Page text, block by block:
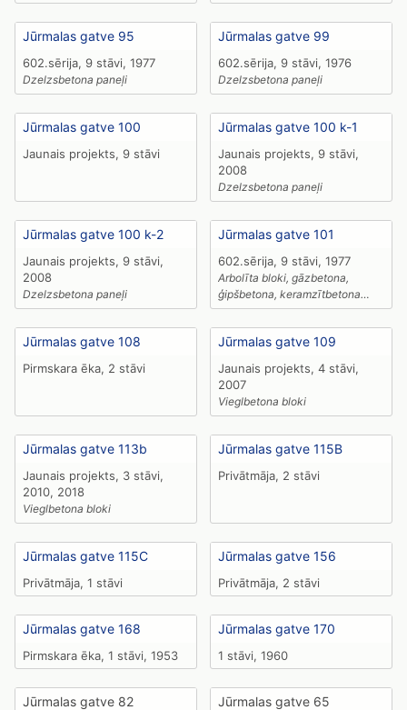
paneļi
Jūrmalas gatve 95
602.sērija, 9 stāvi, 1977
Dzelzsbetona paneļi
Jūrmalas gatve 99
602.sērija, 9 stāvi, 1976
Dzelzsbetona paneļi
Jūrmalas gatve 100
Jaunais projekts, 9 stāvi
Jūrmalas gatve 100 k-1
Jaunais projekts, 9 stāvi,
2008
Dzelzsbetona paneļi
Jūrmalas gatve 100 k-2
Jaunais projekts, 9 stāvi,
2008
Dzelzsbetona paneļi
Jūrmalas gatve 101
602.sērija, 9 stāvi, 1977
Arbolīta bloki, gāzbetona,
ģipšbetona, keramzītbetona
paneļi
Jūrmalas gatve 108
Pirmskara ēka, 2 stāvi
Jūrmalas gatve 109
Jaunais projekts, 4 stāvi,
2007
Vieglbetona bloki
Jūrmalas gatve 113b
Jaunais projekts, 3 stāvi,
2010, 2018
Vieglbetona bloki
Jūrmalas gatve 115B
Privātmāja, 2 stāvi
Jūrmalas gatve 115C
Privātmāja, 1 stāvi
Jūrmalas gatve 156
Privātmāja, 2 stāvi
Jūrmalas gatve 168
Pirmskara ēka, 1 stāvi, 1953
Jūrmalas gatve 170
1 stāvi, 1960
Jūrmalas gatve 82 Jūrmalas gatve 65